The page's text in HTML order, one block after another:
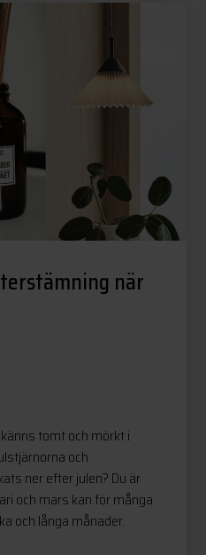
när
tomt och mörkt i
och
ner efter julen? Du är
och mars kan för många
och långa månader.